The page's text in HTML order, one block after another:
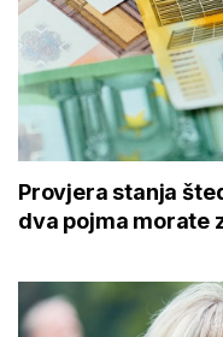
Provjera stanja
dva pojma morate